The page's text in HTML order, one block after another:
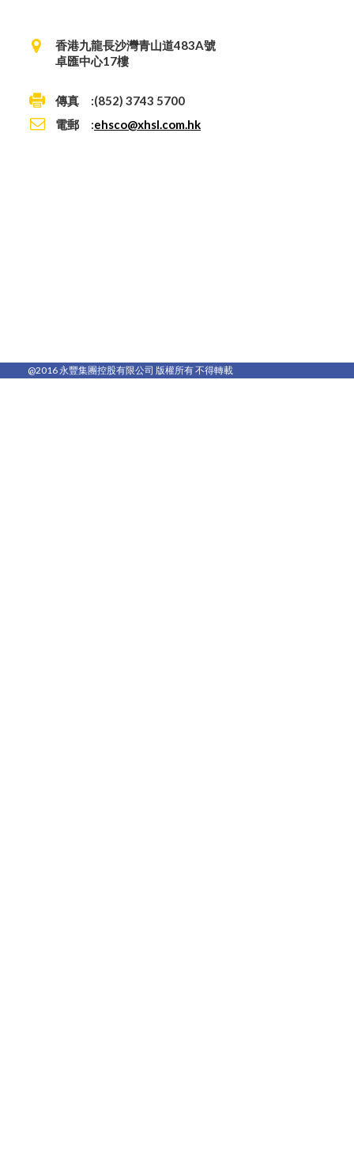
香港九龍長沙灣青山道483A號
卓匯中心17樓
傳真 :(852) 3743 5700
電郵 :ehsco@xhsl.com.hk
@2016 永豐集團控股有限公司 版權所有 不得轉載